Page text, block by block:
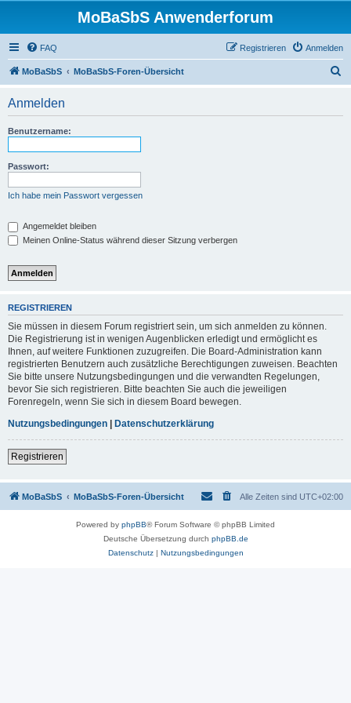
MoBaSbS Anwenderforum
FAQ Anmelden
Registrieren
MoBaSbS MoBaSbS-Foren-Übersicht
Anmelden
Benutzername:
Passwort:
Ich habe mein Passwort vergessen
Angemeldet bleiben
Meinen Online-Status während dieser Sitzung verbergen
REGISTRIEREN
Sie müssen in diesem Forum registriert sein, um sich anmelden zu können.
Die Registrierung ist in wenigen Augenblicken erledigt und ermöglicht es
Ihnen, auf weitere Funktionen zuzugreifen. Die Board-Administration kann
registrierten Benutzern auch zusätzliche Berechtigungen zuweisen. Beachten
Sie bitte unsere Nutzungsbedingungen und die verwandten Regelungen,
bevor Sie sich registrieren. Bitte beachten Sie auch die jeweiligen
Forenregeln, wenn Sie sich in diesem Board bewegen.
Nutzungsbedingungen | Datenschutzerklärung
Registrieren
MoBaSbS MoBaSbS-Foren-Übersicht Alle Zeiten sind UTC+02:00
Powered by phpBB® Forum Software © phpBB Limited
Deutsche Übersetzung durch phpBB.de
Datenschutz| Nutzungsbedingungen